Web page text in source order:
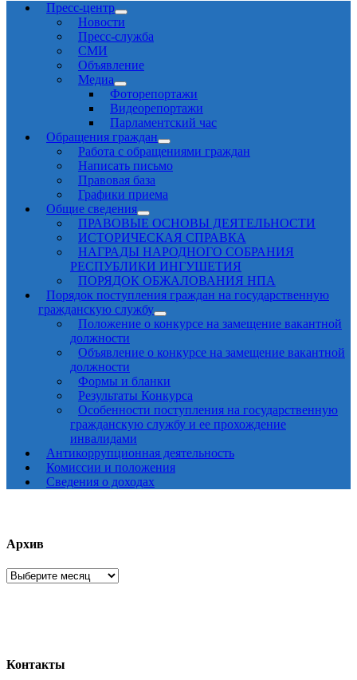
Пресс-центр
Новости
Пресс-служба
СМИ
Объявление
Медиа
Фоторепортажи
Видеорепортажи
Парламентский час
Обращения граждан
Работа с обращениями граждан
Написать письмо
Правовая база
Графики приема
Общие сведения
ПРАВОВЫЕ ОСНОВЫ ДЕЯТЕЛЬНОСТИ
ИСТОРИЧЕСКАЯ СПРАВКА
НАГРАДЫ НАРОДНОГО СОБРАНИЯ
РЕСПУБЛИКИ ИНГУШЕТИЯ
ПОРЯДОК ОБЖАЛОВАНИЯ НПА
Порядок поступления граждан на государственную
гражданскую службу
Положение о конкурсе на замещение вакантной
должности
Объявление о конкурсе на замещение вакантной
должности
Формы и бланки
Результаты Конкурса
Особенности поступления на государственную
гражданскую службу и ее прохождение
инвалидами
Антикоррупционная деятельность
Комиссии и положения
Сведения о доходах
Архив
Архив
Контакты